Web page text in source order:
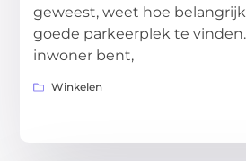
geweest, weet hoe
goede parkeerplek te
inwoner bent,
Winkelen